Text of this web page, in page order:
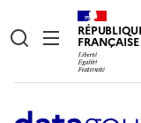
FRANÇAISE